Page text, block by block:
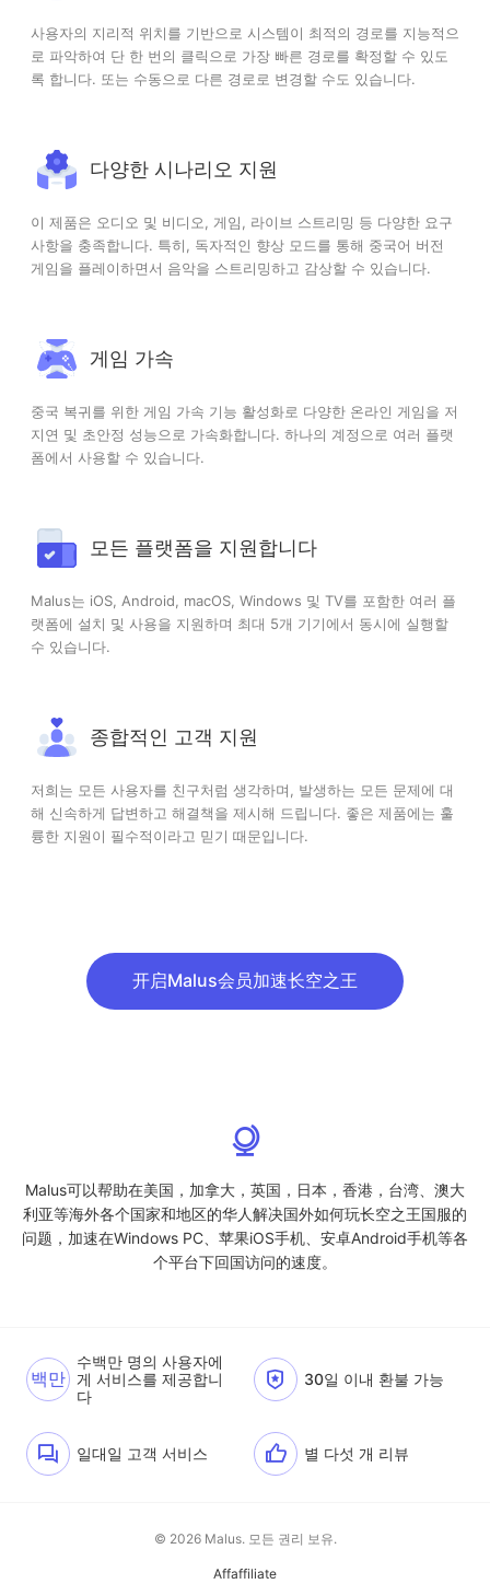
사용자의 지리적 위치를 기반으로 시스템이 최적의 경로를 지능적으
로 파악하여 단 한 번의 클릭으로 가장 빠른 경로를 확정할 수 있도
록 합니다. 또는 수동으로 다른 경로로 변경할 수도 있습니다.
다양한 시나리오 지원
이 제품은 오디오 및 비디오, 게임, 라이브 스트리밍 등 다양한 요구
사항을 충족합니다. 특히, 독자적인 향상 모드를 통해 중국어 버전
게임을 플레이하면서 음악을 스트리밍하고 감상할 수 있습니다.
게임 가속
중국 복귀를 위한 게임 가속 기능 활성화로 다양한 온라인 게임을 저
지연 및 초안정 성능으로 가속화합니다. 하나의 계정으로 여러 플랫
폼에서 사용할 수 있습니다.
모든 플랫폼을 지원합니다
Malus는 iOS, Android, macOS, Windows 및 TV를 포함한 여러 플
랫폼에 설치 및 사용을 지원하며 최대 5개 기기에서 동시에 실행할
수 있습니다.
종합적인 고객 지원
저희는 모든 사용자를 친구처럼 생각하며, 발생하는 모든 문제에 대
해 신속하게 답변하고 해결책을 제시해 드립니다. 좋은 제품에는 훌
륭한 지원이 필수적이라고 믿기 때문입니다.
开启Malus会员加速长空之王
Malus可以帮助在美国，加拿大，英国，日本，香港，台湾、澳大
利亚等海外各个国家和地区的华人解决国外如何玩长空之王国服的
问题，加速在Windows PC、苹果iOS手机、安卓Android手机等各
个平台下回国访问的速度。
백만
수백만 명의 사용자에
게 서비스를 제공합니
다
30일 이내 환불 가능
일대일 고객 서비스 별 다섯 개 리뷰
© 2026 Malus. 모든 권리 보유.
Affaffiliate